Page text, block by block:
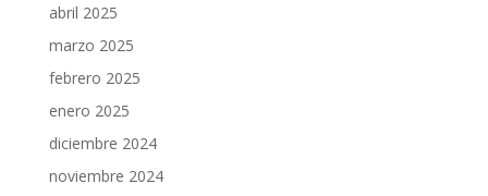
abril 2025
marzo 2025
febrero 2025
enero 2025
diciembre 2024
noviembre 2024